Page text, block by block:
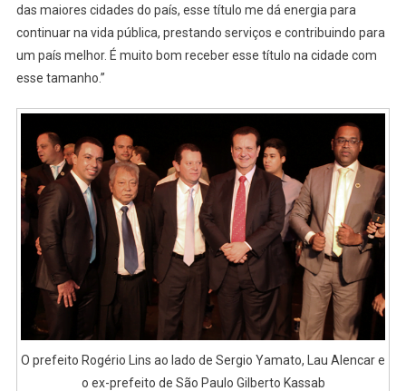
das maiores cidades do país, esse título me dá energia para
continuar na vida pública, prestando serviços e contribuindo para
um país melhor. É muito bom receber esse título na cidade com
esse tamanho.”
O prefeito Rogério Lins ao lado de Sergio Yamato, Lau Alencar e
o ex-prefeito de São Paulo Gilberto Kassab